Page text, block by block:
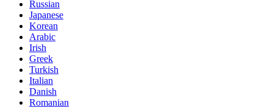
Russian
Japanese
Korean
Arabic
Irish
Greek
Turkish
Italian
Danish
Romanian